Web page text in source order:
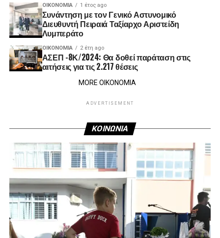
ΟΙΚΟΝΟΜΊΑ 1 έτος ago
Συνάντηση με τον Γενικό Αστυνομικό
Διευθυντή Πειραιά Ταξίαρχο Αριστείδη
Λυμπεράτο
ΟΙΚΟΝΟΜΊΑ 2 έτη ago
ΑΣΕΠ -8Κ/2024: Θα δοθεί παράταση στις
αιτήσεις για τις 2.217 θέσεις
MORE ΟΙΚΟΝΟΜΙΑ
ADVERTISEMENT
ΚΟΙΝΩΝΙΑ